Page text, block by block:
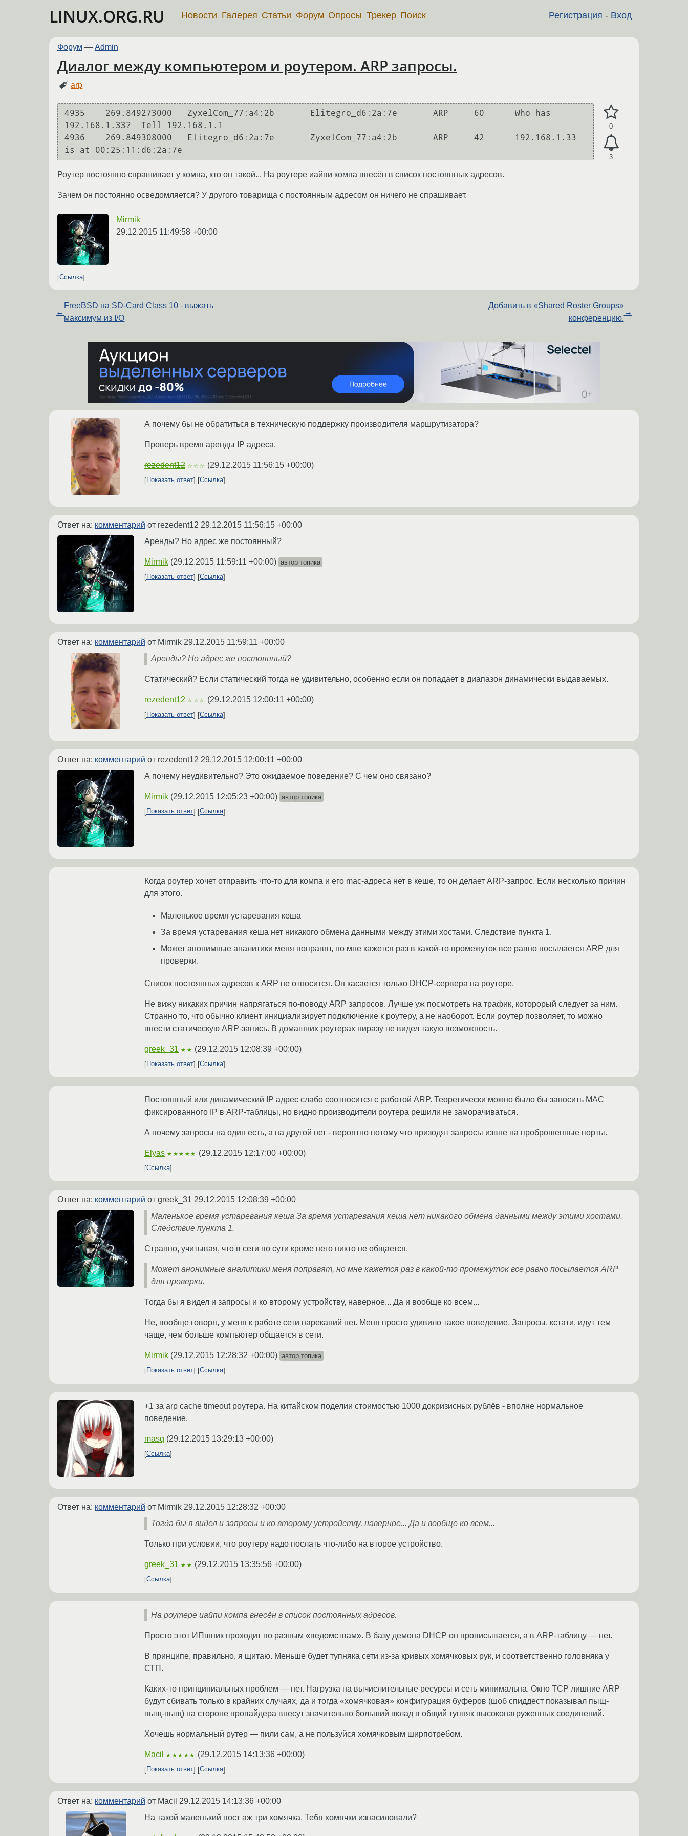
LINUX.ORG.RU Регистрация - Вход
Новости Галерея Статьи Форум Опросы Трекер Поиск
Форум — Admin
Диалог между компьютером и роутером. ARP запросы.
arp
0
3
4935	269.849273000	ZyxelCom_77:a4:2b	Elitegro_d6:2a:7e	ARP	60	Who has
192.168.1.33?  Tell 192.168.1.1
4936	269.849308000	Elitegro_d6:2a:7e	ZyxelCom_77:a4:2b	ARP	42	192.168.1.33
is at 00:25:11:d6:2a:7e
Роутер постоянно спрашивает у компа, кто он такой... На роутере иайпи компа внесён в список постоянных адресов.
Зачем он постоянно осведомляется? У другого товарища с постоянным адресом он ничего не спрашивает.
Mirmik
29.12.2015 11:49:58 +00:00
Ссылка
←
FreeBSD на SD-Card Class 10 - выжать
максимум из I/O
Добавить в «Shared Roster Groups»
конференцию.
→
А почему бы не обратиться в техническую поддержку производителя маршрутизатора?
Проверь время аренды IP адреса.
rezedent12 ☆☆☆ (29.12.2015 11:56:15 +00:00)
Показать ответ Ссылка
Ответ на: комментарий от rezedent12 29.12.2015 11:56:15 +00:00
Аренды? Но адрес же постоянный?
Mirmik (29.12.2015 11:59:11 +00:00) автор топика
Показать ответ
Ссылка
Ответ на: комментарий от Mirmik 29.12.2015 11:59:11 +00:00
Аренды? Но адрес же постоянный?
Статический? Если статический тогда не удивительно, особенно если он попадает в диапазон динамически выдаваемых.
rezedent12 ☆☆☆ (29.12.2015 12:00:11 +00:00)
Показать ответ Ссылка
Ответ на: комментарий от rezedent12 29.12.2015 12:00:11 +00:00
А почему неудивительно? Это ожидаемое поведение? С чем оно связано?
Mirmik (29.12.2015 12:05:23 +00:00) автор топика
Показать ответ
Ссылка
Когда роутер хочет отправить что-то для компа и его mac-адреса нет в кеше, то он делает ARP-запрос. Если несколько причин
для этого.
Маленькое время устаревания кеша
За время устаревания кеша нет никакого обмена данными между этими хостами. Следствие пункта 1.
Может анонимные аналитики меня поправят, но мне кажется раз в какой-то промежуток все равно посылается ARP для
проверки.
Список постоянных адресов к ARP не относится. Он касается только DHCP-сервера на роутере.
Не вижу никаких причин напрягаться по-поводу ARP запросов. Лучше уж посмотреть на трафик, которорый следует за ним.
Странно то, что обычно клиент инициализирует подключение к роутеру, а не наоборот. Если роутер позволяет, то можно
внести статическую ARP-запись. В домашних роутерах ниразу не видел такую возможность.
greek_31 ★★ (29.12.2015 12:08:39 +00:00)
Показать ответ Ссылка
Постоянный или динамический IP адрес слабо соотносится с работой ARP. Теоретически можно было бы заносить MAC
фиксированного IP в ARP-таблицы, но видно производители роутера решили не заморачиваться.
А почему запросы на один есть, а на другой нет - вероятно потому что призодят запросы извне на проброшенные порты.
Elyas ★★★★★ (29.12.2015 12:17:00 +00:00)
Ссылка
Ответ на: комментарий от greek_31 29.12.2015 12:08:39 +00:00
Маленькое время устаревания кеша За время устаревания кеша нет никакого обмена данными между этими хостами.
Следствие пункта 1.
Странно, учитывая, что в сети по сути кроме него никто не общается.
Может анонимные аналитики меня поправят, но мне кажется раз в какой-то промежуток все равно посылается ARP
для проверки.
Тогда бы я видел и запросы и ко второму устройству, наверное... Да и вообще ко всем...
Не, вообще говоря, у меня к работе сети нареканий нет. Меня просто удивило такое поведение. Запросы, кстати, идут тем
чаще, чем больше компьютер общается в сети.
Mirmik (29.12.2015 12:28:32 +00:00) автор топика
Показать ответ
Ссылка
+1 за arp cache timeout роутера. На китайском поделии стоимостью 1000 докризисных рублёв - вполне нормальное
поведение.
masq (29.12.2015 13:29:13 +00:00)
Ссылка
Ответ на: комментарий от Mirmik 29.12.2015 12:28:32 +00:00
Тогда бы я видел и запросы и ко второму устройству, наверное... Да и вообще ко всем...
Только при условии, что роутеру надо послать что-либо на второе устройство.
greek_31 ★★ (29.12.2015 13:35:56 +00:00)
Ссылка
На роутере иайпи компа внесён в список постоянных адресов.
Просто этот ИПшник проходит по разным «ведомствам». В базу демона DHCP он прописывается, а в ARP-таблицу — нет.
В принципе, правильно, я щитаю. Меньше будет тупняка сети из-за кривых хомячковых рук, и соответственно головняка у
СТП.
Каких-то принципиальных проблем — нет. Нагрузка на вычислительные ресурсы и сеть минимальна. Окно TCP лишние ARP
будут сбивать только в крайних случаях, да и тогда «хомячковая» конфигурация буферов (шоб спиддест показывал пыщ-
пыщ-пыщ) на стороне провайдера внесут значительно больший вклад в общий тупняк высоконагруженных соединений.
Хочешь нормальный рутер — пили сам, а не пользуйся хомячковым ширпотребом.
Macil ★★★★★ (29.12.2015 14:13:36 +00:00)
Показать ответ Ссылка
Ответ на: комментарий от Macil 29.12.2015 14:13:36 +00:00
На такой маленький пост аж три хомячка. Тебя хомячки изнасиловали?